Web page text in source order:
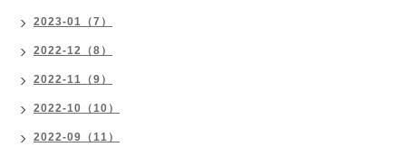
2023-01（7）
2022-12（8）
2022-11（9）
2022-10（10）
2022-09（11）